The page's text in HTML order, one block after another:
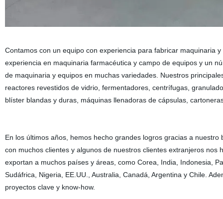
Contamos con un equipo con experiencia para fabricar maquinaria
experiencia en maquinaria farmacéutica y campo de equipos y un
de maquinaria y equipos en muchas variedades. Nuestros
reactores revestidos de vidrio, fermentadores, centrífugas,
blíster blandas y duras, máquinas llenadoras de cápsulas,
En los últimos años, hemos hecho grandes logros gracias a
con muchos clientes y algunos de nuestros clientes extranjeros
exportan a muchos países y áreas, como Corea, India, Indonesia,
Sudáfrica, Nigeria, EE.UU., Australia, Canadá, Argentina y Chile.
proyectos clave y know-how.